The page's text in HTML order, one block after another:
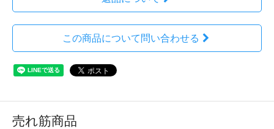
この商品について問い合わせる
売れ筋商品